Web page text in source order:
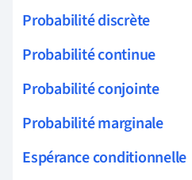
Probabilité discrète
Probabilité continue
Probabilité conjointe
Probabilité marginale
Espérance conditionnelle